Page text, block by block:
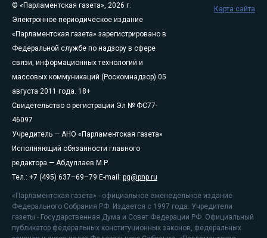
© «Парламентская газета», 2026 г.
Электронное периодическое издание
«Парламентская газета» зарегистрировано в
Федеральной службе по надзору в сфере
связи, информационных технологий и
массовых коммуникаций (Роскомнадзор) 05
августа 2011 года. 18+
Свидетельство о регистрации Эл № ФС77-
46097
Учредитель — АНО «Парламентская газета»
Исполняющий обязанности главного
редактора — Абдуллаев М.Р.
Тел.: +7 (495) 637–69–79 E-mail: pg@pnp.ru
«Парламентская газета» - официальное еженедельное издание
Федерального Собрания РФ. Издается с 1997 года. Учредители
газеты - Государственная Дума и Совет Федерации РФ. Официальный
публикатор федеральных конституционных законов, федеральных
Карта сайта